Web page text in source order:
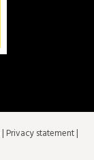
| Privacy statement|